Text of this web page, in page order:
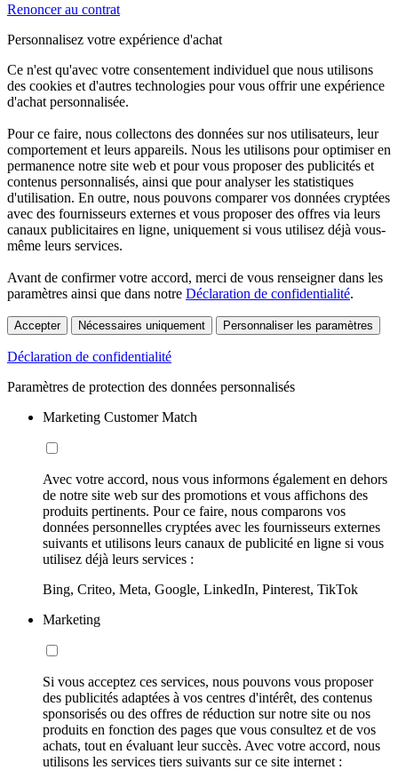
Renoncer au contrat
Personnalisez votre expérience d'achat
Ce n'est qu'avec votre consentement individuel que nous utilisons
des cookies et d'autres technologies pour vous offrir une expérience
d'achat personnalisée.
Pour ce faire, nous collectons des données sur nos utilisateurs, leur
comportement et leurs appareils. Nous les utilisons pour optimiser en
permanence notre site web et pour vous proposer des publicités et
contenus personnalisés, ainsi que pour analyser les statistiques
d'utilisation. En outre, nous pouvons comparer vos données cryptées
avec des fournisseurs externes et vous proposer des offres via leurs
canaux publicitaires en ligne, uniquement si vous utilisez déjà vous-
même leurs services.
Avant de confirmer votre accord, merci de vous renseigner dans les
paramètres ainsi que dans notre Déclaration de confidentialité.
Accepter Nécessaires uniquement Personnaliser les paramètres
Déclaration de confidentialité
Paramètres de protection des données personnalisés
Marketing Customer Match
Avec votre accord, nous vous informons également en dehors
de notre site web sur des promotions et vous affichons des
produits pertinents. Pour ce faire, nous comparons vos
données personnelles cryptées avec les fournisseurs externes
suivants et utilisons leurs canaux de publicité en ligne si vous
utilisez déjà leurs services :
Bing, Criteo, Meta, Google, LinkedIn, Pinterest, TikTok
Marketing
Si vous acceptez ces services, nous pouvons vous proposer
des publicités adaptées à vos centres d'intérêt, des contenus
sponsorisés ou des offres de réduction sur notre site ou nos
produits en fonction des pages que vous consultez et de vos
achats, tout en évaluant leur succès. Avec votre accord, nous
utilisons les services tiers suivants sur ce site internet :